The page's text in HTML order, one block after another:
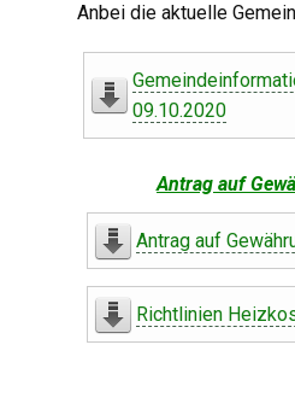
Anbei die aktuelle
09.10.2020
Antrag auf
Antrag auf
Richtlinien